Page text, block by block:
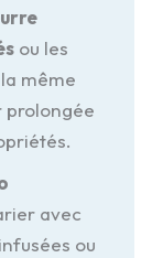
ou les
même
prolongée
avec
ou